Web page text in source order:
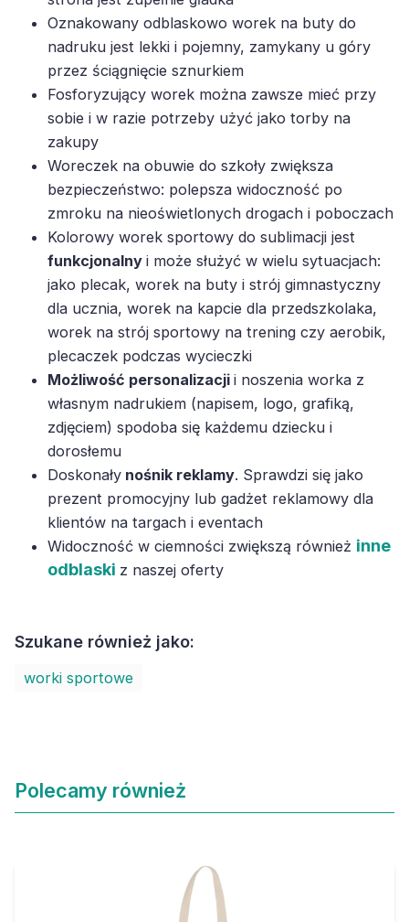
Oznakowany odblaskowo worek na buty do
nadruku jest lekki i pojemny, zamykany u góry
przez ściągnięcie sznurkiem
Fosforyzujący worek można zawsze mieć przy
sobie i w razie potrzeby użyć jako torby na
zakupy
Woreczek na obuwie do szkoły zwiększa
bezpieczeństwo: polepsza widoczność po
zmroku na nieoświetlonych drogach i poboczach
Kolorowy worek sportowy do sublimacji jest
funkcjonalny i może służyć w wielu sytuacjach:
jako plecak, worek na buty i strój gimnastyczny
dla ucznia, worek na kapcie dla przedszkolaka,
worek na strój sportowy na trening czy aerobik,
plecaczek podczas wycieczki
Możliwość personalizacji i noszenia worka z
własnym nadrukiem (napisem, logo, grafiką,
zdjęciem) spodoba się każdemu dziecku i
dorosłemu
Doskonały nośnik reklamy. Sprawdzi się jako
prezent promocyjny lub gadżet reklamowy dla
klientów na targach i eventach
Widoczność w ciemności zwiększą również inne
odblaski z naszej oferty
Szukane również jako:
worki sportowe
Polecamy również